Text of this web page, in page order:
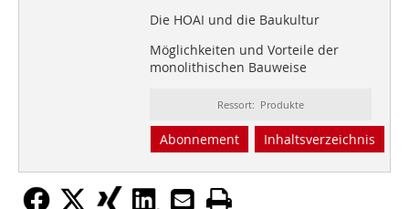
Die HOAI und die Baukultur
Möglichkeiten und Vorteile der
monolithischen Bauweise
Ressort: Produkte
Abonnement Inhaltsverzeichnis